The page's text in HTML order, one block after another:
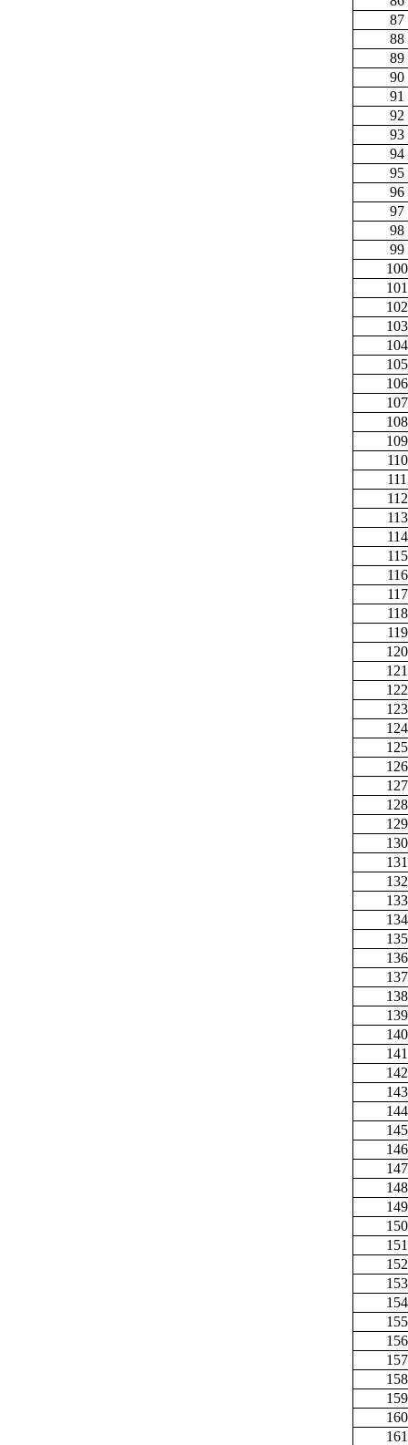
87
88
89
90
91
92
93
94
95
96
97
98
99
100
101
102
103
104
105
106
107
108
109
110
111
112
113
114
115
116
117
118
119
120
121
122
123
124
125
126
127
128
129
130
131
132
133
134
135
136
137
138
139
140
141
142
143
144
145
146
147
148
149
150
151
152
153
154
155
156
157
158
159
160
161